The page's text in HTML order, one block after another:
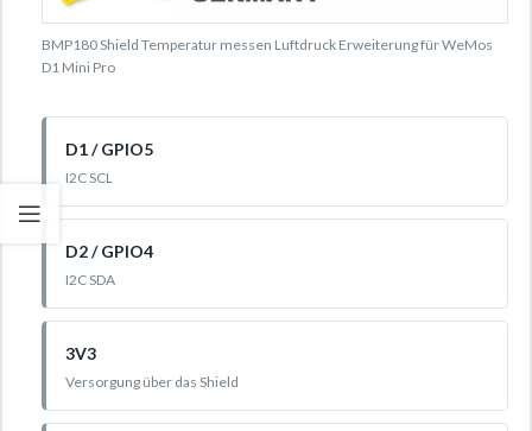
BMP180 Shield Temperatur messen Luftdruck Erweiterung für WeMos
D1 Mini Pro
D1 / GPIO5
I2C SCL
D2 / GPIO4
I2C SDA
3V3
Versorgung über das Shield